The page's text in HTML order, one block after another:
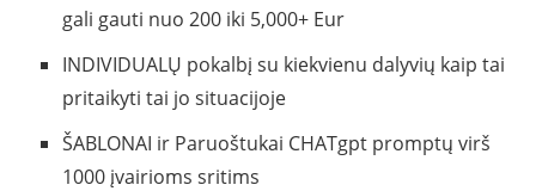
gali gauti nuo 200 iki 5,000+ Eur
INDIVIDUALŲ pokalbį su kiekvienu dalyvių kaip tai
pritaikyti tai jo situacijoje
ŠABLONAI ir Paruoštukai CHATgpt promptų virš
1000 įvairioms sritims